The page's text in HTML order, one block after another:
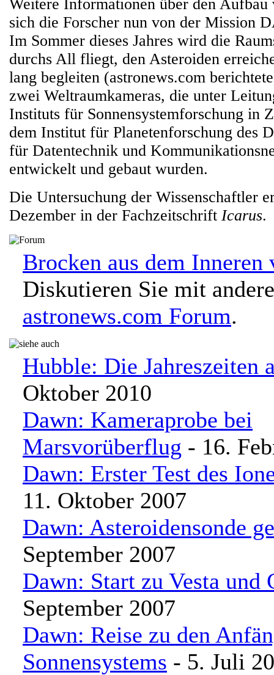
Weitere Informationen über den Aufbau
sich die Forscher nun von der Mission
Im Sommer dieses Jahres wird die
durchs All fliegt, den Asteroiden
lang begleiten (astronews.com
zwei Weltraumkameras, die unter
Instituts für Sonnensystemforschung in
dem Institut für Planetenforschung des
für Datentechnik und
entwickelt und gebaut wurden.
Die Untersuchung der Wissenschaftler
Dezember in der Fachzeitschrift Icarus.
Brocken aus dem Inneren
Diskutieren Sie mit
astronews.com Forum.
Hubble: Die Jahreszeiten
Oktober 2010
Dawn: Kameraprobe bei
Marsvorüberflug - 16.
Dawn: Erster Test des
11. Oktober 2007
Dawn: Asteroidensonde
September 2007
Dawn: Start zu Vesta und
September 2007
Dawn: Reise zu den
Sonnensystems - 5. Juli